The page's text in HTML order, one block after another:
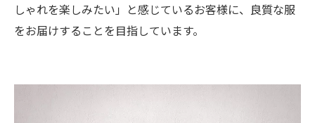
しゃれを楽しみたい」と感じているお客様に、良質な服
をお届けすることを目指しています。